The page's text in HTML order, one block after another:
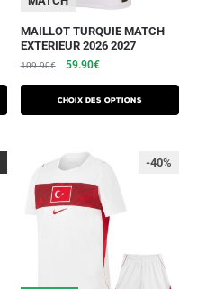
MAILLOT TURQUIE MATCH
EXTERIEUR 2026 2027
109.90€ 59.90€
Choix des options
-40%